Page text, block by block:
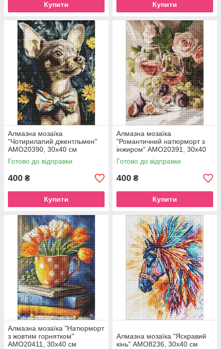
Купити Купити
Алмазна мозаїка
"Чотирилапий джентльмен"
AMO20390, 30х40 см
Готово до відправки
400 ₴
Купити
Алмазна мозаїка
"Романтичний натюрморт з
інжиром" AMO20391, 30х40
см
Готово до відправки
400 ₴
Купити
Алмазна мозаїка "Натюрморт
з жовтим горнятком"
AMO20411, 30х40 см
Алмазна мозаїка "Яскравий
кінь" AMO8236, 30х40 см